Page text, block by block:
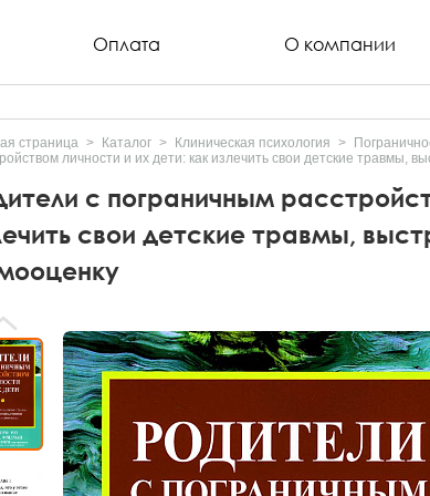
Оплата О компании
страница Каталог Клиническая психология
личности и их дети: как излечить свои детские травмы,
с пограничным
свои детские травмы,